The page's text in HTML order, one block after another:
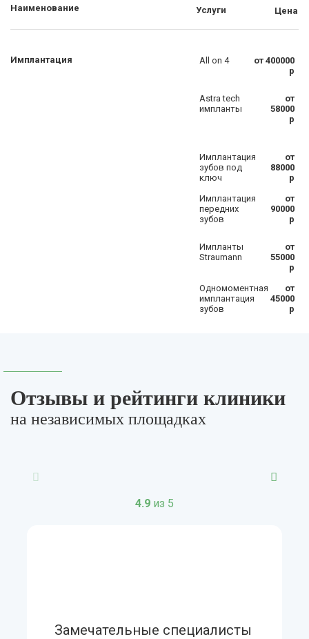
Наименование Услуги Цена
Имплантация All on 4
от 400000
р
Astra tech
импланты
от
58000
р
Имплантация
зубов под
ключ
от
88000
р
Имплантация
передних
зубов
от
90000
р
Импланты
Straumann
от
55000
р
Одномоментная
имплантация
зубов
от
45000
р
Отзывы и рейтинги клиники
на независимых площадках
4.9 из 5
Замечательные специалисты